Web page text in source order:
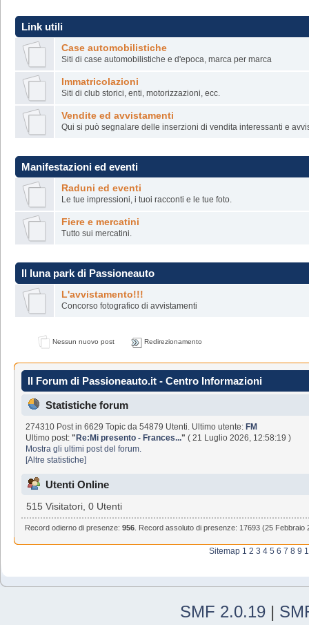
Link utili
Case automobilistiche
Siti di case automobilistiche e d'epoca, marca per marca
Immatricolazioni
Siti di club storici, enti, motorizzazioni, ecc.
Vendite ed avvistamenti
Qui si può segnalare delle inserzioni di vendita interessanti e
Manifestazioni ed eventi
Raduni ed eventi
Le tue impressioni, i tuoi racconti e le tue foto.
Fiere e mercatini
Tutto sui mercatini.
Il luna park di Passioneauto
L'avvistamento!!!
Concorso fotografico di avvistamenti
Nessun nuovo post Redirezionamento
Il Forum di Passioneauto.it - Centro Informazioni
Statistiche forum
274310 Post in 6629 Topic da 54879 Utenti. Ultimo utente:FM
Ultimo post:"Re:Mi presento - Frances..." ( 21 Luglio 2026, 12:58:19 )
Mostra gli ultimi post del forum.
[Altre statistiche]
Utenti Online
515 Visitatori, 0 Utenti
Record odierno di presenze:956 . Record assoluto di presenze: 17693 (25 Febbraio
Sitemap 1 2 3 4 5 6 7 8 9
SMF 2.0.19 |